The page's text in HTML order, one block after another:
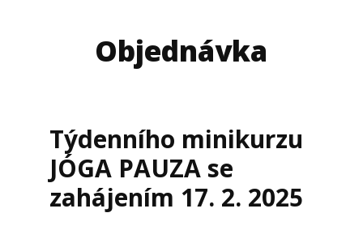
Objednávka
Týdenního minikurzu
JÓGA PAUZA se
zahájením 17. 2. 2025